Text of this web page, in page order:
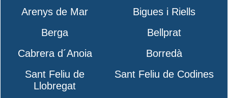
Arenys de Mar
Bigues i Riells
Berga
Bellprat
Cabrera d´Anoia
Borredà
Sant Feliu de
Llobregat
Sant Feliu de Codines